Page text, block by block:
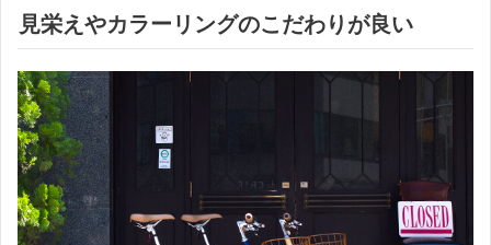
見栄えやカラーリングのこだわりが良い